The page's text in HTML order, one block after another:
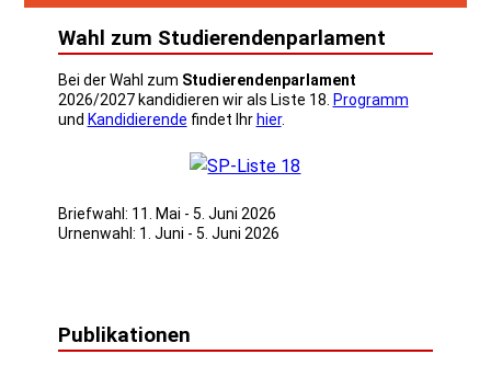
Wahl zum Studierendenparlament
Bei der Wahl zum Studierendenparlament
2026/2027 kandidieren wir als Liste 18. Programm
und Kandidierende findet Ihr hier.
Briefwahl: 11. Mai - 5. Juni 2026
Urnenwahl: 1. Juni - 5. Juni 2026
Publikationen